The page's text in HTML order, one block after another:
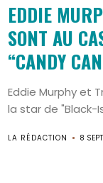
EDDIE
SONT AU
“CANDY
Eddie Murphy et
la star de "Black-
LA RÉDACTION 8